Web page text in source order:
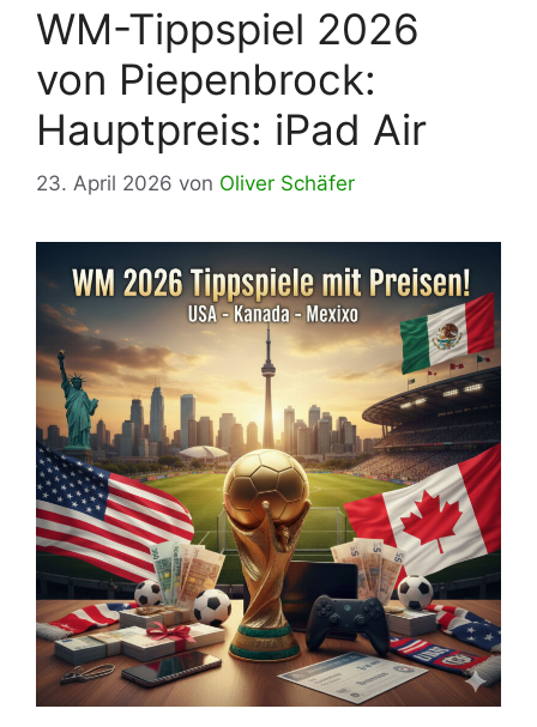
WM-Tippspiel 2026
von Piepenbrock:
Hauptpreis: iPad Air
23. April 2026 von Oliver Schäfer